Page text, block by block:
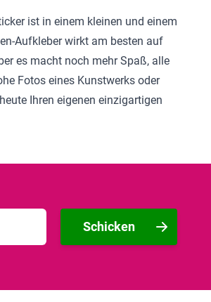
ist in einem kleinen und einem
Aufkleber wirkt am besten auf
es macht noch mehr Spaß, alle
Fotos eines Kunstwerks oder
Ihren eigenen einzigartigen
Schicken